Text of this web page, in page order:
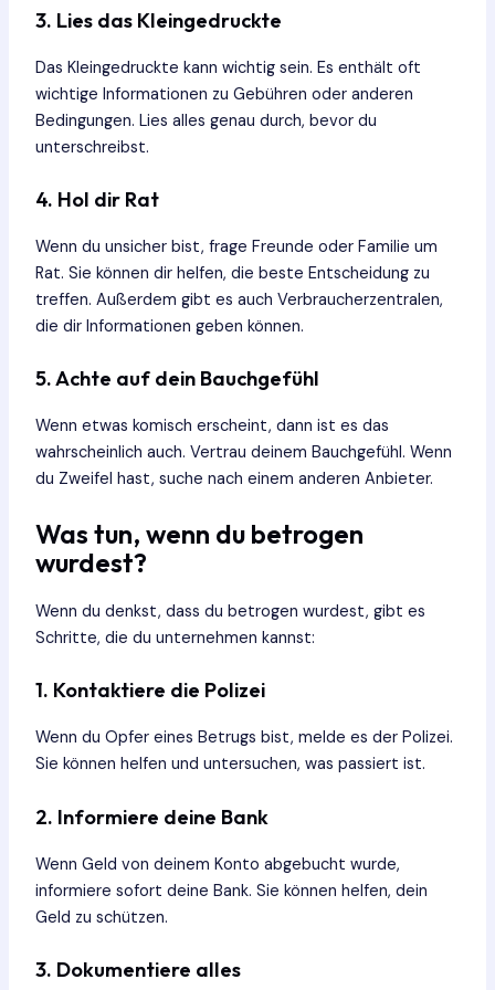
3. Lies das Kleingedruckte
Das Kleingedruckte kann wichtig sein. Es enthält oft
wichtige Informationen zu Gebühren oder anderen
Bedingungen. Lies alles genau durch, bevor du
unterschreibst.
4. Hol dir Rat
Wenn du unsicher bist, frage Freunde oder Familie um
Rat. Sie können dir helfen, die beste Entscheidung zu
treffen. Außerdem gibt es auch Verbraucherzentralen,
die dir Informationen geben können.
5. Achte auf dein Bauchgefühl
Wenn etwas komisch erscheint, dann ist es das
wahrscheinlich auch. Vertrau deinem Bauchgefühl. Wenn
du Zweifel hast, suche nach einem anderen Anbieter.
Was tun, wenn du betrogen
wurdest?
Wenn du denkst, dass du betrogen wurdest, gibt es
Schritte, die du unternehmen kannst:
1. Kontaktiere die Polizei
Wenn du Opfer eines Betrugs bist, melde es der Polizei.
Sie können helfen und untersuchen, was passiert ist.
2. Informiere deine Bank
Wenn Geld von deinem Konto abgebucht wurde,
informiere sofort deine Bank. Sie können helfen, dein
Geld zu schützen.
3. Dokumentiere alles